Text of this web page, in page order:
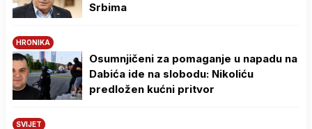
Srbima
HRONIKA
Osumnjičeni za pomaganje u napadu na
Dabića ide na slobodu: Nikoliću
predložen kućni pritvor
SVIJET